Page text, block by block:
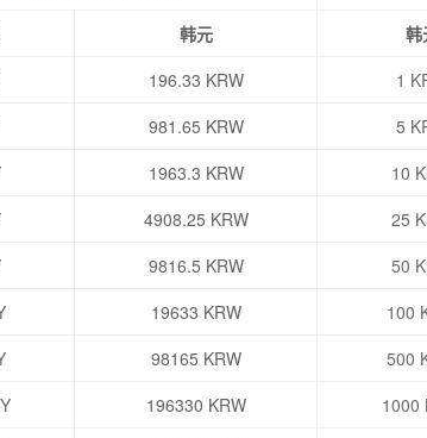
韩元 韩
196.33 KRW 1
981.65 KRW 5
1963.3 KRW 10
4908.25 KRW 25
9816.5 KRW 50
19633 KRW 100
98165 KRW 500
196330 KRW 1000